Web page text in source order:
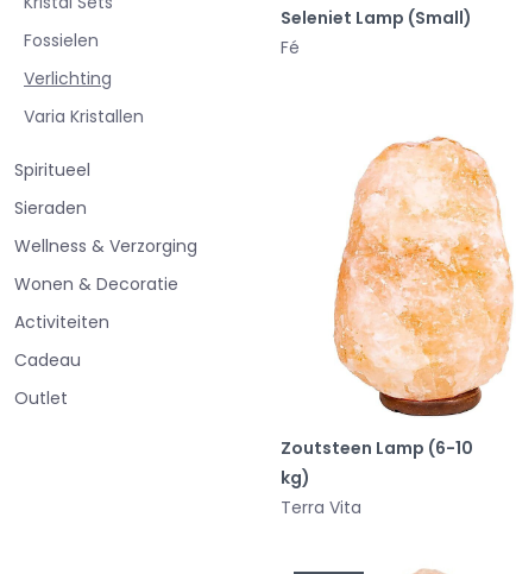
Fossielen
Verlichting
Varia Kristallen
Spiritueel
Sieraden
Wellness & Verzorging
Wonen & Decoratie
Activiteiten
Cadeau
Outlet
Seleniet Lamp (Small)
Fé
Zoutsteen Lamp (6-10
kg)
Terra Vita